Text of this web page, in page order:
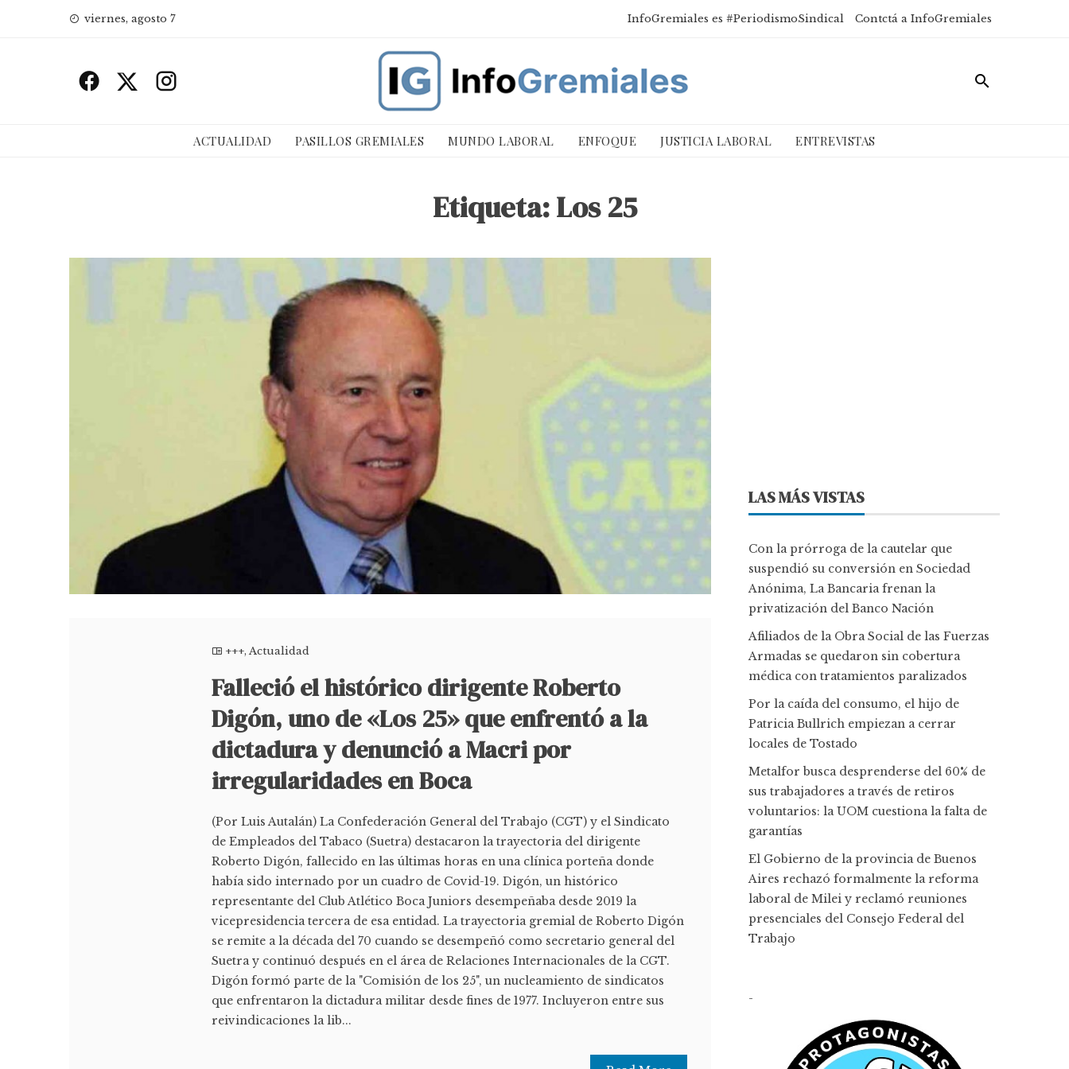
viernes, agosto 7 InfoGremiales es #PeriodismoSindical Contctá a InfoGremiales
ACTUALIDAD PASILLOS GREMIALES MUNDO LABORAL ENFOQUE JUSTICIA LABORAL ENTREVISTAS
Etiqueta:Los 25
+++,Actualidad
Falleció el histórico dirigente Roberto
Digón, uno de «Los 25» que enfrentó a la
dictadura y denunció a Macri por
irregularidades en Boca
(Por Luis Autalán) La Confederación General del Trabajo (CGT) y el Sindicato
de Empleados del Tabaco (Suetra) destacaron la trayectoria del dirigente
Roberto Digón, fallecido en las últimas horas en una clínica porteña donde
había sido internado por un cuadro de Covid-19. Digón, un histórico
representante del Club Atlético Boca Juniors desempeñaba desde 2019 la
vicepresidencia tercera de esa entidad. La trayectoria gremial de Roberto Digón
se remite a la década del 70 cuando se desempeñó como secretario general del
Suetra y continuó después en el área de Relaciones Internacionales de la CGT.
Digón formó parte de la "Comisión de los 25", un nucleamiento de sindicatos
que enfrentaron la dictadura militar desde fines de 1977. Incluyeron entre sus
reivindicaciones la lib...
LAS MÁS VISTAS
Con la prórroga de la cautelar que
suspendió su conversión en Sociedad
Anónima, La Bancaria frenan la
privatización del Banco Nación
Afiliados de la Obra Social de las Fuerzas
Armadas se quedaron sin cobertura
médica con tratamientos paralizados
Por la caída del consumo, el hijo de
Patricia Bullrich empiezan a cerrar
locales de Tostado
Metalfor busca desprenderse del 60% de
sus trabajadores a través de retiros
voluntarios: la UOM cuestiona la falta de
garantías
El Gobierno de la provincia de Buenos
Aires rechazó formalmente la reforma
laboral de Milei y reclamó reuniones
presenciales del Consejo Federal del
Trabajo
-